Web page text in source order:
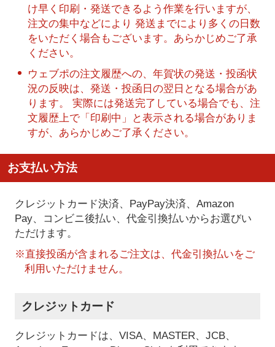
け早く印刷・発送できるよう作業を行いますが、
注文の集中などにより 発送までにより多くの日数
をいただく場合もございます。あらかじめご了承
ください。
ウェブポの注文履歴への、年賀状の発送・投函状
況の反映は、発送・投函日の翌日となる場合があ
ります。 実際には発送完了している場合でも、注
文履歴上で「印刷中」と表示される場合がありま
すが、あらかじめご了承ください。
お支払い方法
クレジットカード決済、PayPay決済、Amazon
Pay、コンビニ後払い、代金引換払いからお選びい
ただけます。
※直接投函が含まれるご注文は、代金引換払いをご
利用いただけません。
クレジットカード
クレジットカードは、VISA、MASTER、JCB、